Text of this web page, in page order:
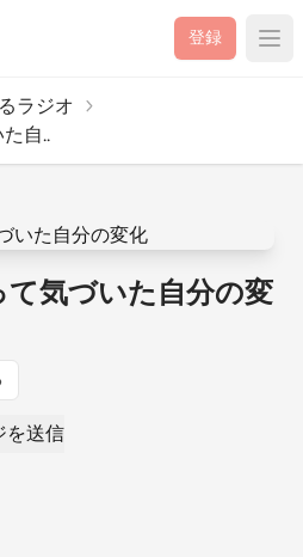
登録
ラジオ
自..
て気づいた自分の変
を送信